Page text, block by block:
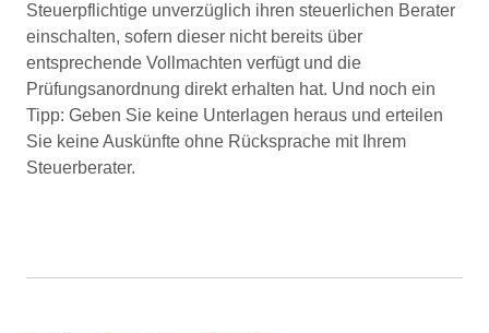
Steuerpflichtige unverzüglich ihren steuerlichen Berater
einschalten, sofern dieser nicht bereits über
entsprechende Vollmachten verfügt und die
Prüfungsanordnung direkt erhalten hat. Und noch ein
Tipp: Geben Sie keine Unterlagen heraus und erteilen
Sie keine Auskünfte ohne Rücksprache mit Ihrem
Steuerberater.